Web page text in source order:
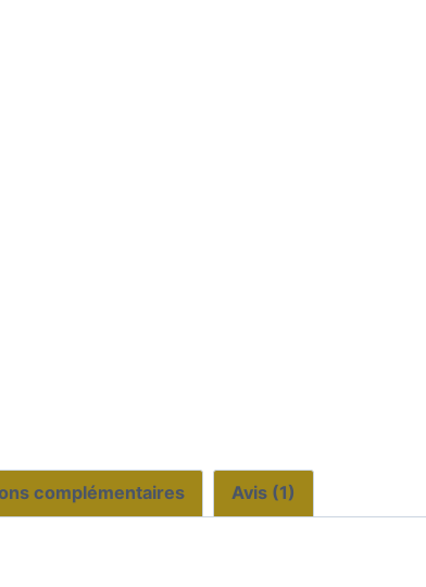
complémentaires Avis (1)